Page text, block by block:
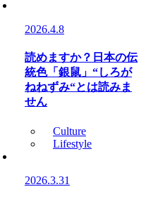
2026.4.8
読めますか？日本の伝
統色「銀鼠」“しろが
ねねずみ“とは読みま
せん
Culture
Lifestyle
2026.3.31